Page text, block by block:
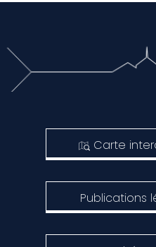
Carte
Publications